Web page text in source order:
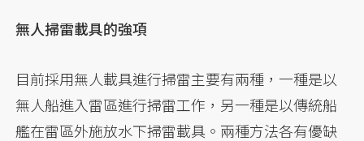
無人掃雷載具的強項
目前採用無人載具進行掃雷主要有兩種，一種是以
無人船進入雷區進行掃雷工作，另一種是以傳統船
艦在雷區外施放水下掃雷載具。兩種方法各有優缺